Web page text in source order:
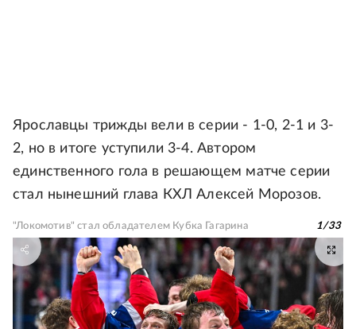
Ярославцы трижды вели в серии - 1-0, 2-1 и 3-
2, но в итоге уступили 3-4. Автором
единственного гола в решающем матче серии
стал нынешний глава КХЛ Алексей Морозов.
"Локомотив" стал обладателем Кубка Гагарина 1/33